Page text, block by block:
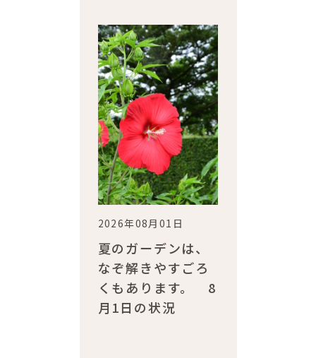
2026年08月01日
夏のガーデンは、
なぞ解きやすごろ
くもあります。 8
月1日の状況